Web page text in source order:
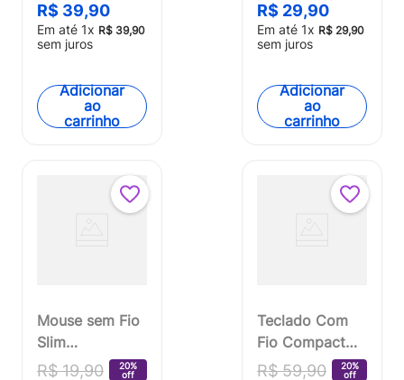
Teclas
Chocolate Multi
TC309
R$ 39,90
Em até 1x R$ 39,90
sem juros
Adicionar
ao
carrinho
Resistente Água
Preto Multi
TC193
R$ 29,90
Em até 1x R$ 29,90
sem juros
Adicionar
ao
carrinho
Mouse sem Fio
Slim
Recarregável
R$ 19,90
20%
off
Teclado Com
Fio Compact
Multimídia
R$ 59,90
20%
off